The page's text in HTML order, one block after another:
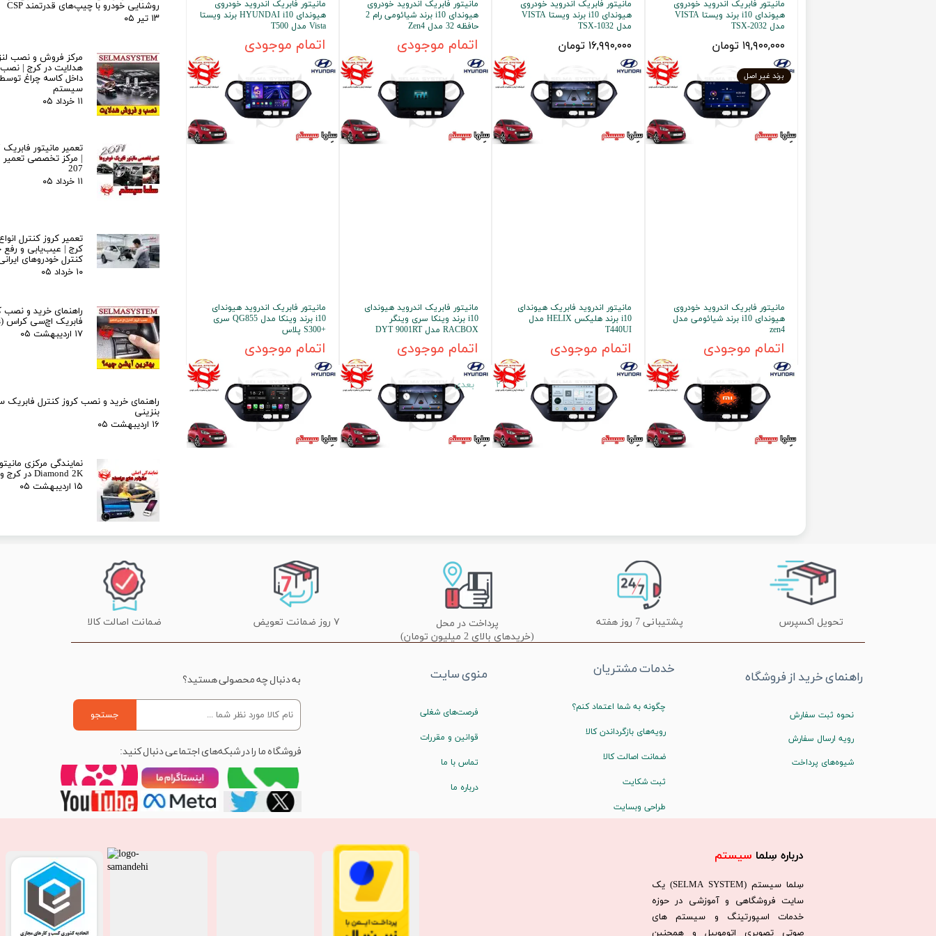
گیرنده دیجیتال خودرو
سنسور دنده عقب Car Sensor
دوربین خودرو Car Camera
دوربین ثبت وقایع (DASH CAM)
پاور ویندوز Power Windows
مانیتور فابریک اندروید خودروی
هیوندای i10 برند ویستا VISTA
مدل TSX-2032
۱۹,۹۰۰,۰۰۰ تومان
مانیتور فابریک اندروید خودروی
هیوندای i10 برند ویستا VISTA
مدل TSX-1032
۱۶,۹۹۰,۰۰۰ تومان
مانیتور فابریک اندروید خودروی
هیوندای i10 برند شیائومی رام 2
حافظه 32 مدل Zen4
اتمام موجودی
مانیتور فابریک اندروید خودروی
هیوندای HYUNDAI i10 برند ویستا
Vista مدل T500
اتمام موجودی
مانیتور فابریک اندروید خودروی
هیوندای i10 برند شیائومی مدل
zen4
اتمام موجودی
برند غیر اصل
مانیتور اندروید فابریک هیوندای
i10 برند هلیکس HELIX مدل
T440UI
اتمام موجودی
مانیتور فابریک اندروید هیوندای
i10 برند وینکا سری وینگر
RACBOX مدل DYT 9001RT
اتمام موجودی
مانیتور فابریک اندروید هیوندای
i10 برند وینکا مدل QG855 سری
+S300 پلاس
اتمام موجودی
۱ ۲ بعدی
روشنایی خودرو با چیپ‌های قدرتمند CSP
۱۳ تیر ۰۵
مرکز فروش و نصب
هدلایت در کرج | نصب
داخل کاسه چراغ
سیستم
۱۱ خرداد ۰۵
| مرکز تخصصی تعمیر
207
۱۱ خرداد ۰۵
تعمیر کروز کنترل
کرج | عیب‌یابی و رفع
کنترل خودروهای
۱۰ خرداد ۰۵
راهنمای خرید و نصب
فابریک اچ‌سی کراس (H30 Cross)
۱۷ اردیبهشت ۰۵
راهنمای خرید و نصب کروز کنترل
بنزینی
۱۶ اردیبهشت ۰۵
نمایندگی مرکزی
Diamond 2K در کرج و تهران
۱۵ اردیبهشت ۰۵
درباره سِلما سیستم​​​​​​​
سِلما سيستم (SELMA SYSTEM) یک
سایت فروشگاهی و آموزشی در حوزه
خدمات اسپورتینگ و سیستم های
صوتی تصویری اتوموبیل و همچنین
تحویل اکسپرس پشتیبانی 7 روز هفته
پرداخت در محل
(خریدهای بالای 2 میلیون تومان)
۷ روز ضمانت تعویض ضمانت اصالت کالا
راهنمای خرید از فروشگاه
نحوه ثبت سفارش
رویه ارسال سفارش
شیوه‌های پرداخت
خدمات مشتریان
چگونه به شما اعتماد کنم؟
رویه‌های بازگرداندن کالا
ضمانت اصالت کالا
ثبت شکایت
طراحی وبسایت
منوی سایت
فرصت‌های شغلی
قوانین و مقررات
تماس با ما
درباره ما
به دنبال چه محصولی هستید؟
جستجو
فروشگاه ما را در شبکه‌های اجتماعی دنبال کنید: